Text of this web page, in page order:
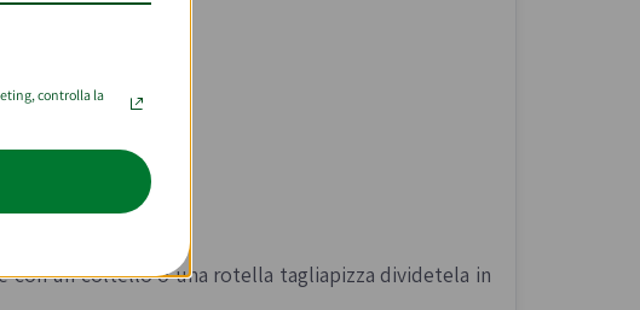
con un coltello o una rotella tagliapizza dividetela in
controlla la